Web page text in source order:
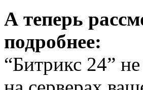
А теперь
подробнее:
“Битрикс 24”